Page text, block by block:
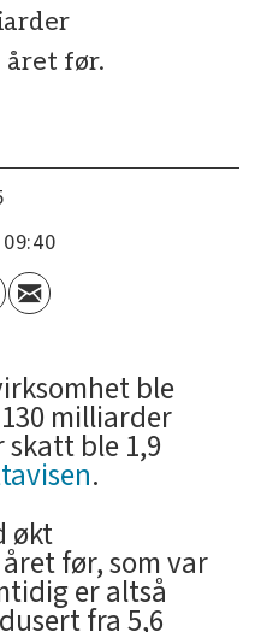
året før.
ble
milliarder
ble 1,9
.
økt
før, som var
er altså
fra 5,6